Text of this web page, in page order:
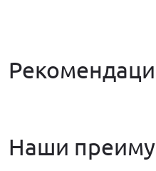
Наши